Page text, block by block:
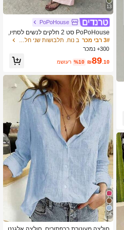
13
PoPoHouse
PoPoHouse סט 2 חלקים לנשים לסתיו,
צבע אחיד, כותנה, חולצה קז'ואל עם צווא
ון ושרוול ארוך ומכנסיים רחבים ומשוחררי
3# רבי מכר
300+ נמכר
₪89.10
%10 משוער
14